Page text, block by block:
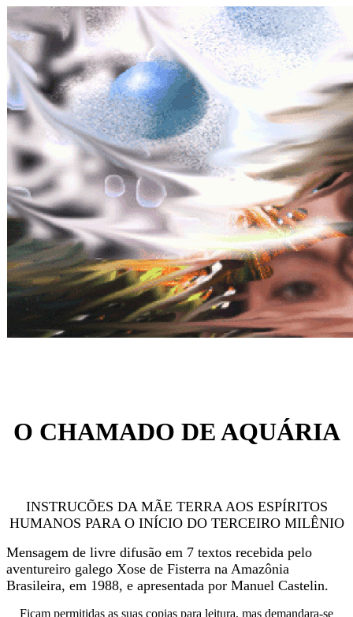
O CHAMADO DE AQUÁRIA
INSTRUCÕES DA MÃE TERRA AOS ESPÍRITOS
HUMANOS PARA O INÍCIO DO TERCEIRO MILÊNIO
Mensagem de livre difusão em 7 textos recebida pelo
aventureiro galego Xose de Fisterra na Amazônia
Brasileira, em 1988, e apresentada por Manuel Castelin.
Ficam permitidas as suas copias para leitura, mas demandara-se